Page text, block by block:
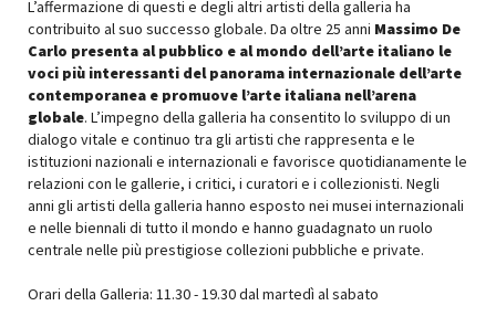
L’affermazione di questi e degli altri artisti della galleria ha
contribuito al suo successo globale. Da oltre 25 anni Massimo De
Carlo presenta al pubblico e al mondo dell’arte italiano le
voci più interessanti del panorama internazionale dell’arte
contemporanea e promuove l’arte italiana nell’arena
globale. L’impegno della galleria ha consentito lo sviluppo di un
dialogo vitale e continuo tra gli artisti che rappresenta e le
istituzioni nazionali e internazionali e favorisce quotidianamente le
relazioni con le gallerie, i critici, i curatori e i collezionisti. Negli
anni gli artisti della galleria hanno esposto nei musei internazionali
e nelle biennali di tutto il mondo e hanno guadagnato un ruolo
centrale nelle più prestigiose collezioni pubbliche e private.
Orari della Galleria: 11.30 - 19.30 dal martedì al sabato